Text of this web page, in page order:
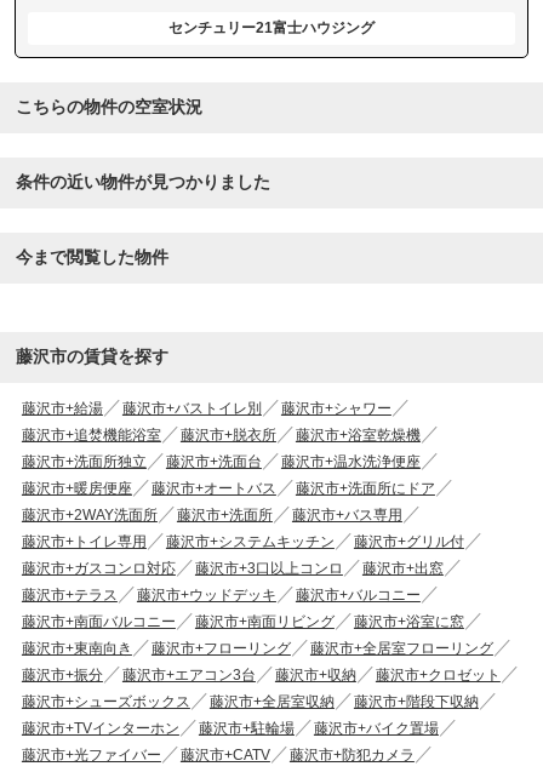
センチュリー21富士ハウジング
こちらの物件の空室状況
条件の近い物件が見つかりました
今まで閲覧した物件
藤沢市の賃貸を探す
藤沢市+給湯 藤沢市+バストイレ別
藤沢市+シャワー
藤沢市+追焚機能浴室
藤沢市+脱衣所
藤沢市+浴室乾燥機
藤沢市+洗面所独立
藤沢市+洗面台
藤沢市+温水洗浄便座
藤沢市+暖房便座
藤沢市+オートバス
藤沢市+洗面所にドア
藤沢市+2WAY洗面所
藤沢市+洗面所
藤沢市+バス専用
藤沢市+トイレ専用
藤沢市+システムキッチン
藤沢市+グリル付
藤沢市+ガスコンロ対応
藤沢市+3口以上コンロ
藤沢市+出窓
藤沢市+テラス
藤沢市+ウッドデッキ
藤沢市+バルコニー
藤沢市+南面バルコニー
藤沢市+南面リビング
藤沢市+浴室に窓
藤沢市+東南向き
藤沢市+フローリング
藤沢市+全居室フローリング
藤沢市+振分
藤沢市+エアコン3台 藤沢市+収納
藤沢市+クロゼット
藤沢市+シューズボックス
藤沢市+全居室収納
藤沢市+階段下収納
藤沢市+TVインターホン
藤沢市+駐輪場
藤沢市+バイク置場
藤沢市+光ファイバー
藤沢市+CATV
藤沢市+防犯カメラ